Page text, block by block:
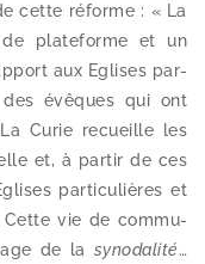
cette réforme : « La
pla­te­forme et un
aux Eglises par­
évêques qui ont
Curie recueille les
et, à par­tir de ces
par­ti­cu­lières et
Cette vie de com­mu­
de la syno­da­li­té…